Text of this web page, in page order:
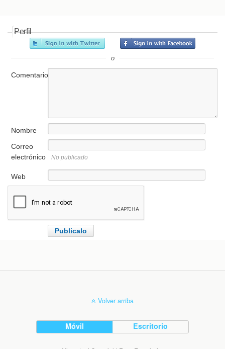
Perfil
o
Comentario
Nombre
Correo
electrónico
No publicado
Web
Volver arriba
Móvil Escritorio